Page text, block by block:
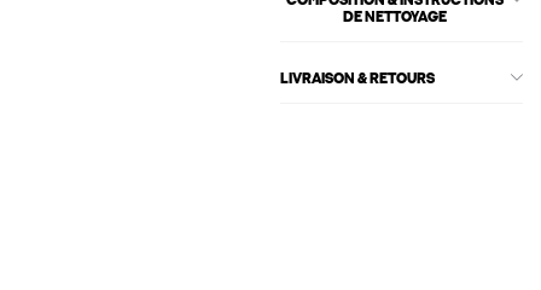
DE NETTOYAGE
LIVRAISON & RETOURS